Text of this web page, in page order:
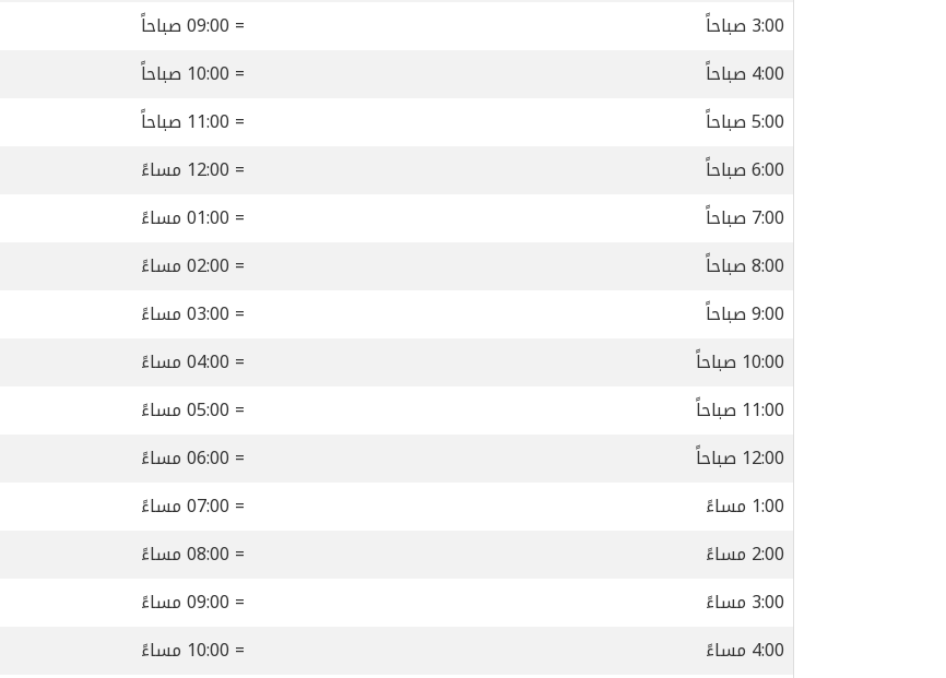
3:00 صباحاً
= 09:00 صباحاً
4:00 صباحاً
= 10:00 صباحاً
5:00 صباحاً
= 11:00 صباحاً
6:00 صباحاً
= 12:00 مساءً
7:00 صباحاً
= 01:00 مساءً
8:00 صباحاً
= 02:00 مساءً
9:00 صباحاً
= 03:00 مساءً
10:00 صباحاً
= 04:00 مساءً
11:00 صباحاً
= 05:00 مساءً
12:00 صباحاً
= 06:00 مساءً
1:00 مساءً
= 07:00 مساءً
2:00 مساءً
= 08:00 مساءً
3:00 مساءً
= 09:00 مساءً
4:00 مساءً
= 10:00 مساءً